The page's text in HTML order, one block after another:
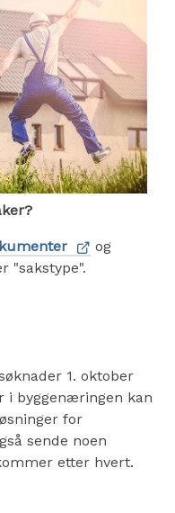
og
"sakstype".
1. oktober
i byggenæringen kan
for
sende noen
etter hvert.